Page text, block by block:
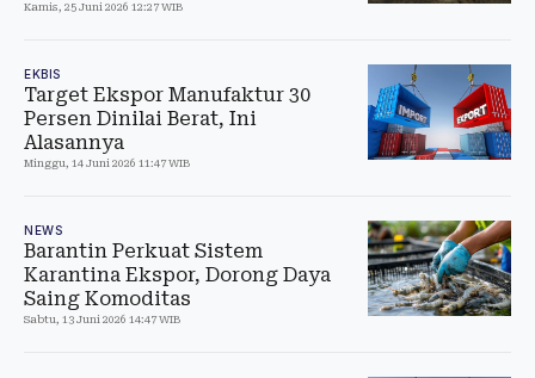
Kamis, 25 Juni 2026 12:27 WIB
EKBIS
Target Ekspor Manufaktur 30
Persen Dinilai Berat, Ini
Alasannya
Minggu, 14 Juni 2026 11:47 WIB
NEWS
Barantin Perkuat Sistem
Karantina Ekspor, Dorong Daya
Saing Komoditas
Sabtu, 13 Juni 2026 14:47 WIB